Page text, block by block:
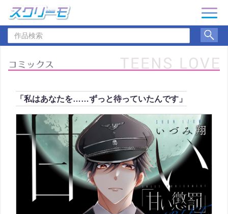
品
索
ナ
ゲ
ー
ョ
ン
「私はあなたを……ずっと待っていたんです」